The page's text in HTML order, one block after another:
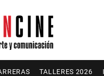
TALLERES 2026